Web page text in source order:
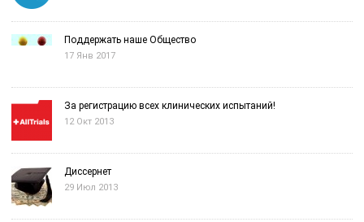
Поддержать наше Общество
17 Янв 2017
За регистрацию всех клинических испытаний!
12 Окт 2013
Диссернет
29 Июл 2013